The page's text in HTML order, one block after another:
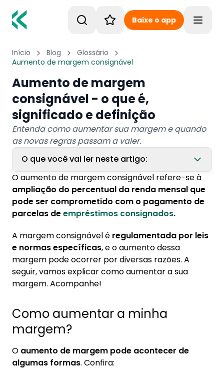
Baixe o app
Início Blog
Glossário
Aumento de margem consignável
Aumento de margem
consignável - o que é,
significado e definição
Entenda como aumentar sua margem e quando
as novas regras passam a valer.
O que você vai ler neste artigo:
1. Como aumentar a minha margem?
1.1. Aumento de margem consignável do
convênio
1.2. Aumento salarial ou do benefício
1.3. Portabilidade ou refinanciamento
2. Quando começa a valer o aumento da
margem do consignado 2024?
2.2. Servidores públicos federais
2.3. Servidores estaduais e municipais
O aumento de margem consignável refere-se à
ampliação do percentual da renda mensal que
pode ser comprometido com o pagamento de
parcelas deempréstimos consignados.
A margem consignável é regulamentada por leis
e normas específicas, e o aumento dessa
margem pode ocorrer por diversas razões. A
seguir, vamos explicar como aumentar a sua
margem. Acompanhe!
Como aumentar a minha
margem?
O aumento de margem pode acontecer de
algumas formas. Confira: